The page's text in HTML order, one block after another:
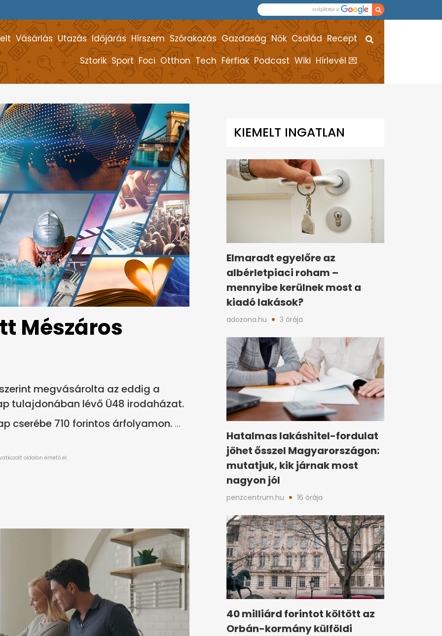
Vásárlás Utazás Időjárás Hírszem Szórakozás Gazdaság Nők Család Recept
Sztorik Sport Foci Otthon Tech Férfiak Podcast Wiki Hírlevél 💌
Mészáros
megvásárolta az eddig a
tulajdonában lévő Ü48 irodaházat.
cserébe 710 forintos árfolyamon.
KIEMELT INGATLAN
HÍREK
Elmaradt egyelőre az
albérletpiaci roham –
mennyibe kerülnek most a
kiadó lakások?
adozona.hu 3 órája
Hatalmas lakáshitel-fordulat
jöhet ősszel Magyarországon:
mutatjuk, kik járnak most
nagyon jól
penzcentrum.hu 16 órája
40 milliárd forintot költött az
Orbán-kormány külföldi